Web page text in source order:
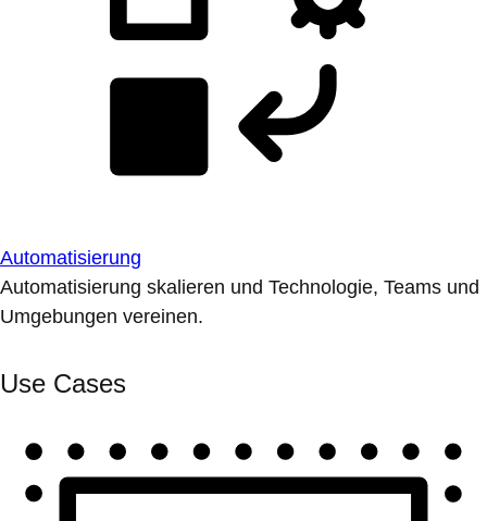
Automatisierung
Automatisierung skalieren und Technologie, Teams und
Umgebungen vereinen.
Use Cases